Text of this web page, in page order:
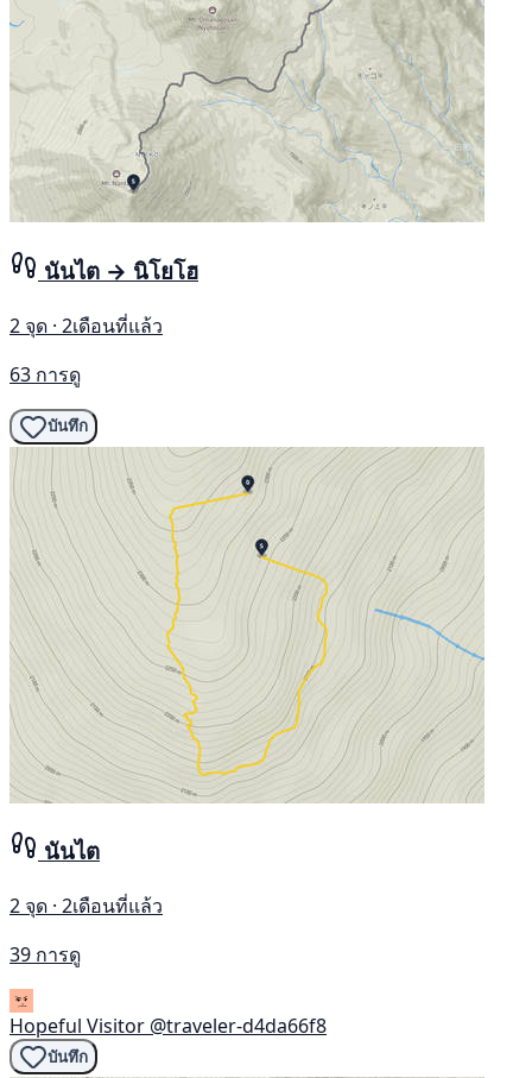
นันไต → นิโยโฮ
2 จุด · 2เดือนที่แล้ว
63 การดู
บันทึก
นันไต
2 จุด · 2เดือนที่แล้ว
39 การดู
Hopeful Visitor @traveler-d4da66f8
บันทึก